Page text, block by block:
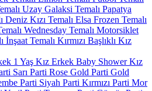
Uzay Galaksi Temalı Papatya
Deniz Kızı Temalı Elsa Frozen Temalı
Wednesday Temalı Motorsiklet
İnşaat Temalı Kırmızı Başlıklı Kız
1 Yaş Kız Erkek Baby ShowerKız
Sarı Parti Rose Gold Parti Gold
Parti Siyah Parti Kırmızı Parti Mor